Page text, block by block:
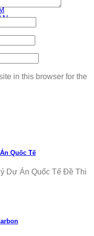
in this browser for the
Quốc Tế
Dự Án Quốc Tế Đề Thi